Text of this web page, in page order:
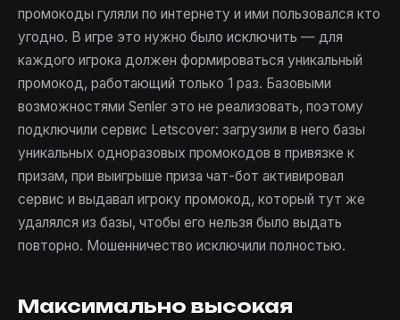
промокоды гуляли по интернету и ими пользовался кто
угодно. В игре это нужно было исключить — для
каждого игрока должен формироваться уникальный
промокод, работающий только 1 раз. Базовыми
возможностями Senler это не реализовать, поэтому
подключили сервис Letscover: загрузили в него базы
уникальных одноразовых промокодов в привязке к
призам, при выигрыше приза чат-бот активировал
сервис и выдавал игроку промокод, который тут же
удалялся из базы, чтобы его нельзя было выдать
повторно. Мошенничество исключили полностью.
Максимально высокая